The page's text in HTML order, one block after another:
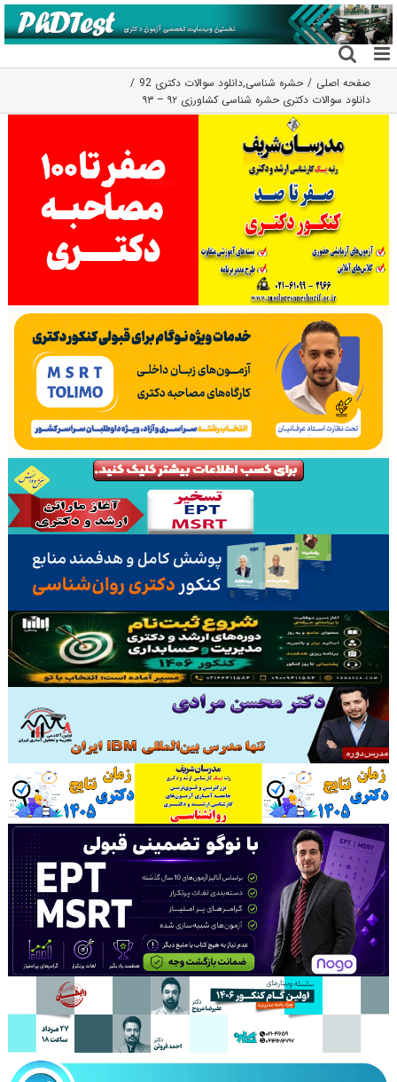
رفتن
به
محتوا
صفحه اصلی حشره شناسی,دانلود سوالات دکتری 92
دانلود سوالات دکتری حشره شناسی کشاورزی ۹۲ – ۹۳